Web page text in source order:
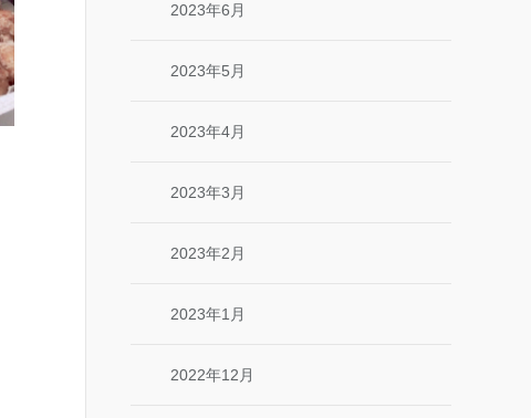
2023年6月
2023年5月
2023年4月
2023年3月
2023年2月
2023年1月
2022年12月